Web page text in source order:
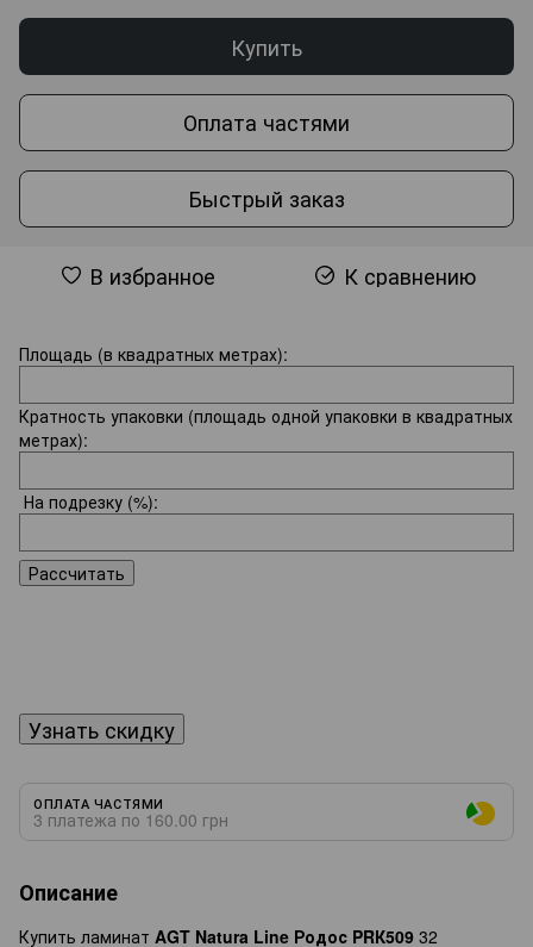
Купить
Оплата частями
Быстрый заказ
В избранное К сравнению
Площадь (в квадратных метрах):
Кратность упаковки (площадь одной упаковки в квадратных
метрах):
На подрезку (%):
Рассчитать
Узнать скидку
ОПЛАТА ЧАСТЯМИ
3 платежа по 160.00 грн
Описание
Купить ламинат AGT Natura Line Родос PRК509 32